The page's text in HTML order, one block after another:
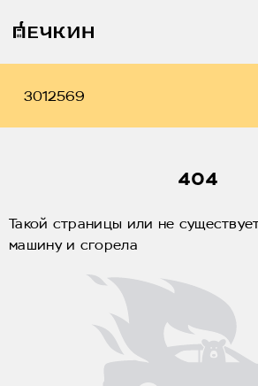
404
Такой страницы или не
машину и сгорела